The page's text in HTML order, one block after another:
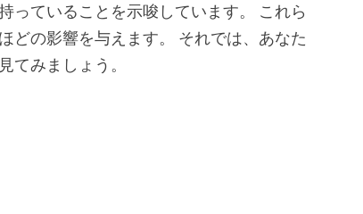
っていることを示唆しています。 これら
どの影響を与えます。 それでは、あなた
てみましょう。